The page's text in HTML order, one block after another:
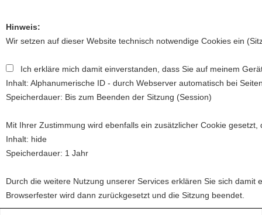
Hinweis:
Wir setzen auf dieser Website technisch notwendige Cookies ein
Ich erkläre mich damit einverstanden, dass Sie auf meinem
Inhalt: Alphanumerische ID - durch Webserver automatisch bei
Speicherdauer: Bis zum Beenden der Sitzung (Session)
Mit Ihrer Zustimmung wird ebenfalls ein zusätzlicher Cookie
Inhalt: hide
Speicherdauer: 1 Jahr
Durch die weitere Nutzung unserer Services erklären Sie sich
Browserfester wird dann zurückgesetzt und die Sitzung beendet.
Startseite
Über uns
Neuigkeiten